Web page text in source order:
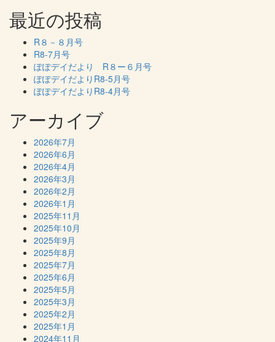
最近の投稿
R８－８月号
R8-7月号
ぽぽデイだより R８ー６月号
ぽぽデイだよりR8-5月号
ぽぽデイだよりR8-4月号
アーカイブ
2026年7月
2026年6月
2026年4月
2026年3月
2026年2月
2026年1月
2025年11月
2025年10月
2025年9月
2025年8月
2025年7月
2025年6月
2025年5月
2025年3月
2025年2月
2025年1月
2024年11月